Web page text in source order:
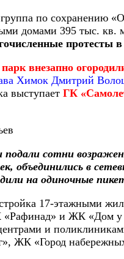
по сохранению
домами 395 тыс. кв.
протесты
внезапно
Химок Дмитрий
выступает ГК
сотни
объединились в
на одиночные
17-этажными
и ЖК «Дом у
и
ЖК «Город